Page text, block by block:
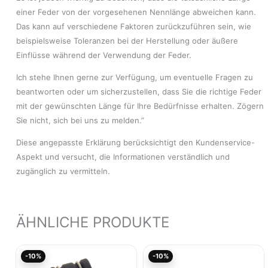
einer Feder von der vorgesehenen Nennlänge abweichen kann.
Das kann auf verschiedene Faktoren zurückzuführen sein, wie
beispielsweise Toleranzen bei der Herstellung oder äußere
Einflüsse während der Verwendung der Feder.
Ich stehe Ihnen gerne zur Verfügung, um eventuelle Fragen zu
beantworten oder um sicherzustellen, dass Sie die richtige Feder
mit der gewünschten Länge für Ihre Bedürfnisse erhalten. Zögern
Sie nicht, sich bei uns zu melden.”
Diese angepasste Erklärung berücksichtigt den Kundenservice-
Aspekt und versucht, die Informationen verständlich und
zugänglich zu vermitteln.
ÄHNLICHE PRODUKTE
-10%
Aktueller
-10%